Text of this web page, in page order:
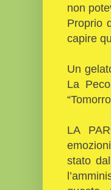
non
Proprio
capire
Un
La
LA
stato